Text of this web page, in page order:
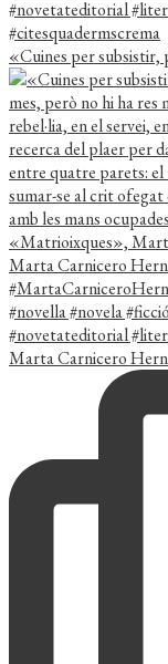
«Cuines per subsistir,
Marta Carnicero